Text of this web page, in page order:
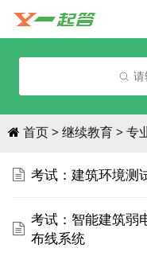
首页 继续教育 专
考试：建筑环境测
考试：智能建筑弱
布线系统